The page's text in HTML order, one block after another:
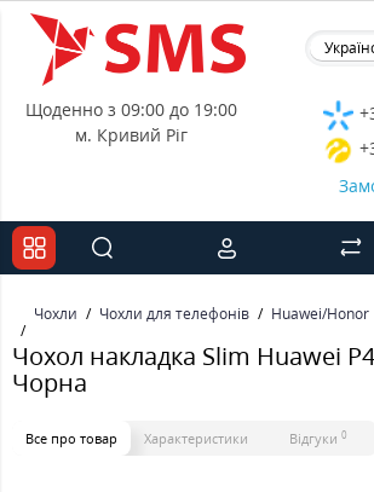
Щоденно з 09:00 до 19:00
м. Кривий Ріг
Чохли Чохли для телефонів Huawei/Honor
Чохол накладка Slim Huawei
Чорна
Все про товар Характеристики Відгуки 0